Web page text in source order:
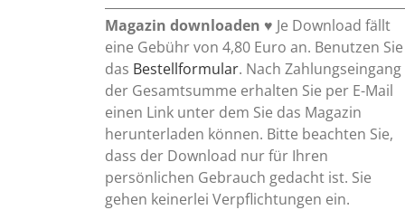
Magazin downloaden ♥ Je Download fällt
eine Gebühr von 4,80 Euro an. Benutzen Sie
das Bestellformular. Nach Zahlungseingang
der Gesamtsumme erhalten Sie per E-Mail
einen Link unter dem Sie das Magazin
herunterladen können. Bitte beachten Sie,
dass der Download nur für Ihren
persönlichen Gebrauch gedacht ist. Sie
gehen keinerlei Verpflichtungen ein.